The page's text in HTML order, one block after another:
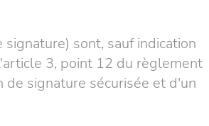
sont, sauf indication
3, point 12 du règlement
de signature sécurisée et d'un